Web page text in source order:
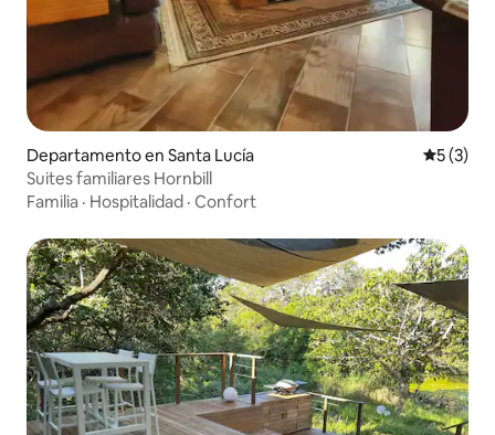
Departamento en Santa Lucía
5 (3)
Suites familiares Hornbill
Familia · Hospitalidad · Confort